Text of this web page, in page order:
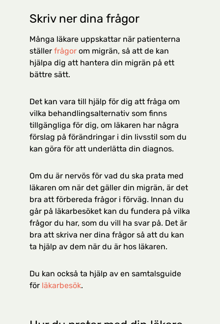
Skriv ner dina frågor
Många läkare uppskattar när patienterna
ställer frågor om migrän, så att de kan
hjälpa dig att hantera din migrän på ett
bättre sätt.
Det kan vara till hjälp för dig att fråga om
vilka behandlingsalternativ som finns
tillgängliga för dig, om läkaren har några
förslag på förändringar i din livsstil som du
kan göra för att underlätta din diagnos.
Om du är nervös för vad du ska prata med
läkaren om när det gäller din migrän, är det
bra att förbereda frågor i förväg. Innan du
går på läkarbesöket kan du fundera på vilka
frågor du har, som du vill ha svar på. Det är
bra att skriva ner dina frågor så att du kan
ta hjälp av dem när du är hos läkaren.
Du kan också ta hjälp av en samtalsguide
för läkarbesök.